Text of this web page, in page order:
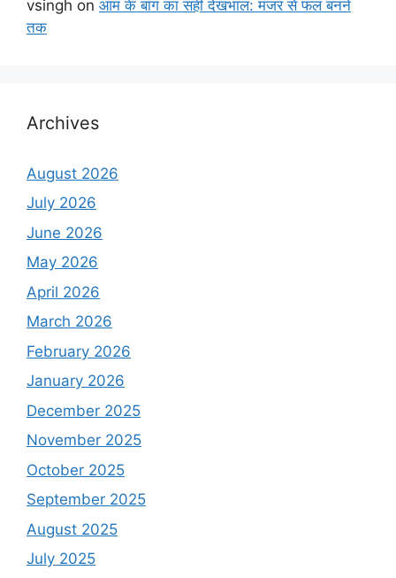
vsingh on आम के बाग का सही देखभाल: मंजर से फल बनने
तक
Archives
August 2026
July 2026
June 2026
May 2026
April 2026
March 2026
February 2026
January 2026
December 2025
November 2025
October 2025
September 2025
August 2025
July 2025